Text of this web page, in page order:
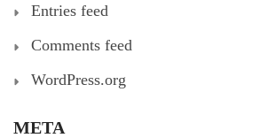
Entries feed
Comments feed
WordPress.org
META